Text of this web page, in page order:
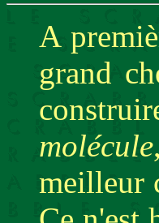
A
grand
molécule
meilleur